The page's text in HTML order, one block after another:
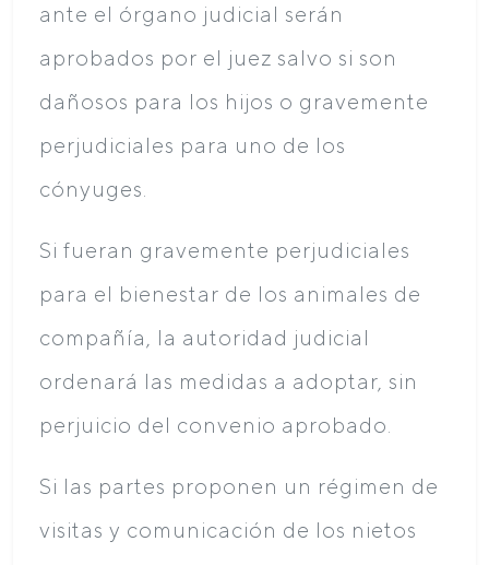
ante el órgano judicial serán
aprobados por el juez salvo si son
dañosos para los hijos o gravemente
perjudiciales para uno de los
cónyuges.
Si fueran gravemente perjudiciales
para el bienestar de los animales de
compañía, la autoridad judicial
ordenará las medidas a adoptar, sin
perjuicio del convenio aprobado.
Si las partes proponen un régimen de
visitas y comunicación de los nietos